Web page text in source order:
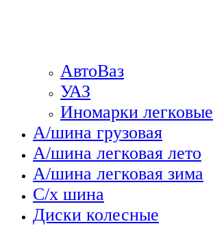
АвтоВаз
УАЗ
Иномарки легковые
А/шина грузовая
А/шина легковая лето
А/шина легковая зима
С/х шина
Диски колесные